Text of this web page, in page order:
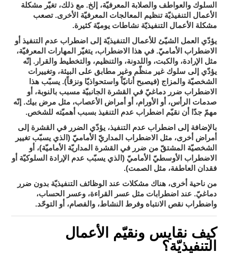
السلوك والعواطف والصلابة المعرفيّة، إلخ. مع ذلك، تغيّر مشكلة
الأعمال التنفيذيّة تنظيم المعالجات المعرفيّة الأخرى.تصعب
مشكلة الأعمال التنفيذيّة نشاطات يوميّة كثيرة.
يؤدّي العمل الشيّئ للأعمال التنفيذيّة إلى اضطراب عدم التنفيذ أو
الاضطراب الأماميّ. في هذا الاضطراب، يتغيّر المهارات المعرفيّة،
مثل الإرادة، والكبت، واللدونة، والتنظيم، والتخطيط والقرار. إنّه
يؤدّي إلى سلوك غير منظّم وغير مطابق على البيئة، وتغييرات
الشخصيّة والمزاج (فيصبح أنانيّاً واستحواذيّا ونزقاً). يسبّب هذا
الاضطراب ضرر دماغيّ في القشرة الجانبيّة مسبببالنوبة، أو
صدمات الرأس، أو الأورام، أو أمراض الأعصاب، مثل مرض بيك. إنّه
مهمّ جدّا أن نقيّم اضطراب عدم التنفيذ بسبب أهميّته للشخص.
بالإضافة إلى اضطراب عدم التنفيذ، يؤدّي الضرر في القشرة إلى
أمراض أخرى، مثل
الاضطراب المداريّ الأماميّ (الذي يسبّب تغيير
الشخصيّة المشتقّ من ضرر في القشرة المداريّة الأماميّة)، أو
الاضطراب الأوسطيّ الأماميّ (الذي يسبّب عدم الإرادة السلوكيّة أو
فقدان العاطفة، مثل الصمت).
من ناحية أخرى، هناك مشكلات عند الوظائف التنفيذيّة بدون ضرر
دماغيّ. عند اضطرابات مثل عسر القراءة، وعسر الحساب،
و اضطراب نقص الانتباه وفرط النشاط، و الفصام، أو التوحّد.
كيف نقايس ونقيّم الأعمال
التنفيذيّة؟